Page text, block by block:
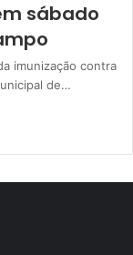
sábado
imunização contra
de…